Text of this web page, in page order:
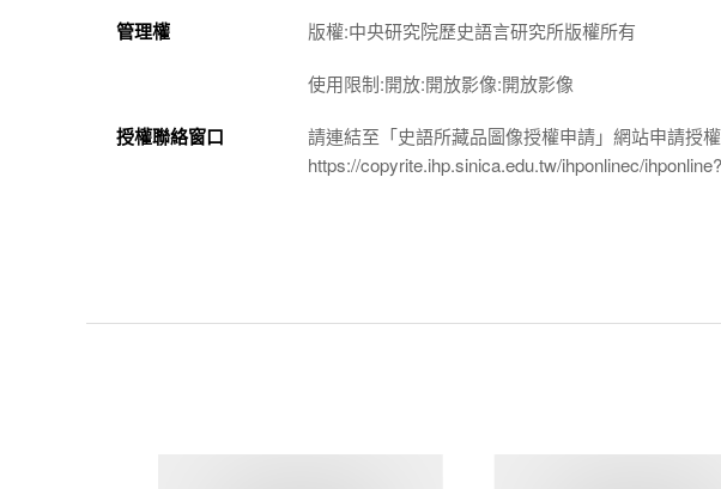
管理權 版權:中央研究院歷史語言研究所版權所有
使用限制:開放:開放影像:開放影像
授權聯絡窗口
請連結至「史語所藏品圖像授權申請」網站申請授權
https://copyrite.ihp.sinica.edu.tw/ihponlinec/